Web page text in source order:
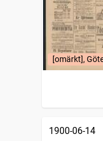
[omärkt],
1900-06-14